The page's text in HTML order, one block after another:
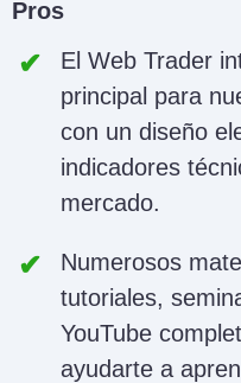
Pros
El Web Trader
principal para
con un diseño
indicadores
mercado.
Numerosos
tutoriales,
YouTube
ayudarte a